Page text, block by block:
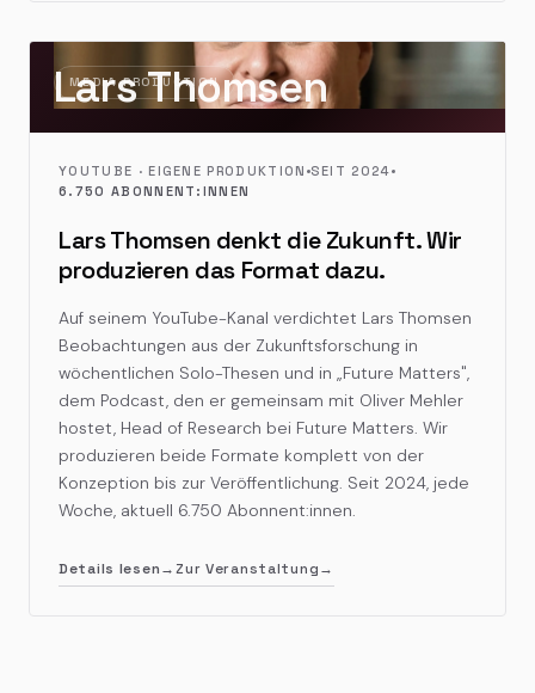
MEDIA PRODUCTION
Lars Thomsen
YOUTUBE · EIGENE PRODUKTION SEIT 2024
6.750 ABONNENT:INNEN
Lars Thomsen denkt die Zukunft. Wir
produzieren das Format dazu.
Auf seinem YouTube-Kanal verdichtet Lars Thomsen
Beobachtungen aus der Zukunftsforschung in
wöchentlichen Solo-Thesen und in „Future Matters",
dem Podcast, den er gemeinsam mit Oliver Mehler
hostet, Head of Research bei Future Matters. Wir
produzieren beide Formate komplett von der
Konzeption bis zur Veröffentlichung. Seit 2024, jede
Woche, aktuell 6.750 Abonnent:innen.
Details lesen→Zur Veranstaltung→